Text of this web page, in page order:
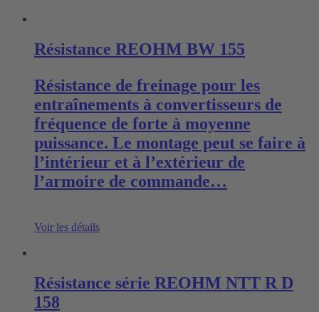
Résistance REOHM BW 155
Résistance de freinage pour les
entraînements à convertisseurs de
fréquence de forte à moyenne
puissance. Le montage peut se faire à
l’intérieur et à l’extérieur de
l’armoire de commande…
Voir les détails
Résistance série REOHM NTT R D
158